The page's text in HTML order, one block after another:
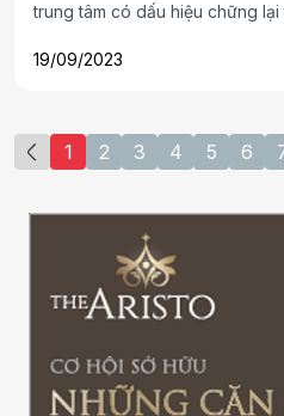
trung tâm có dấu hiệu chững
lịch năm 2024. Sầm Sơn –
tưởng.
19/09/2023
1 2 3 4 5 6